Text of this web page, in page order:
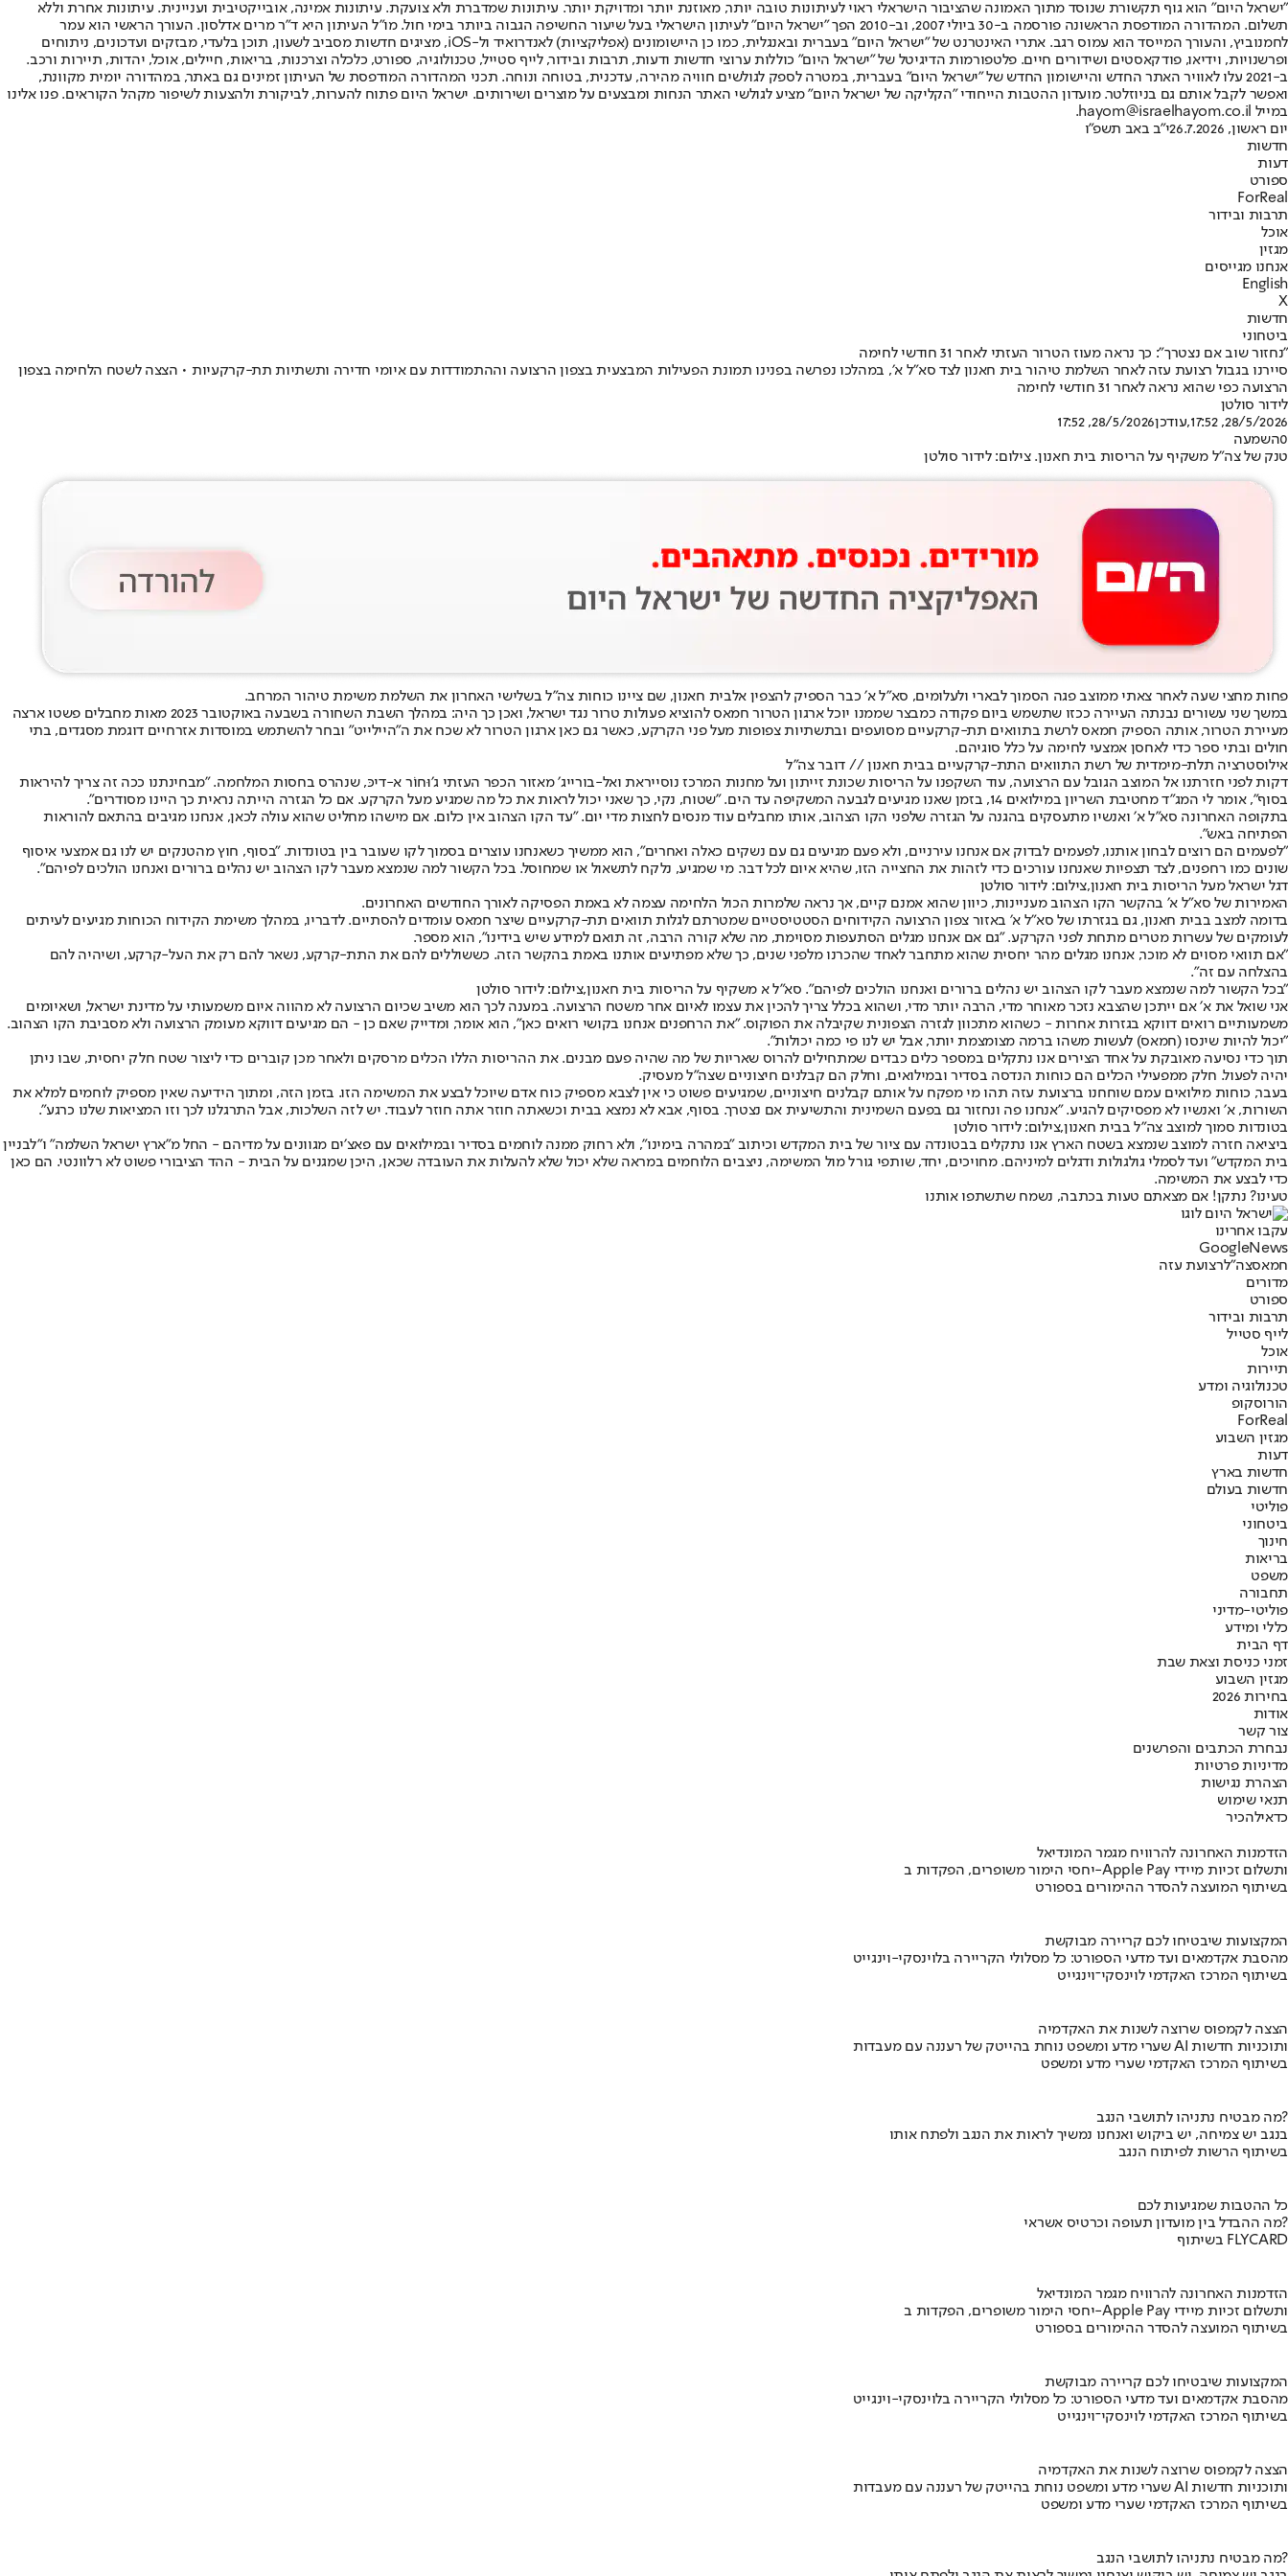
"ישראל היום" הוא גוף תקשורת שנוסד מתוך האמונה שהציבור הישראלי ראוי לעיתונות טובה יותר, מאוזנת יותר ומדויקת יותר. עיתונות שמדברת ולא צועקת. עיתונות אמינה, אובייקטיבית ועניינית. עיתונות אחרת וללא
תשלום. המהדורה המודפסת הראשונה פורסמה ב-30 ביולי 2007, וב-2010 הפך "ישראל היום" לעיתון הישראלי בעל שיעור החשיפה הגבוה ביותר בימי חול. מו"ל העיתון היא ד"ר מרים אדלסון. העורך הראשי הוא עמר
לחמנוביץ, והעורך המייסד הוא עמוס רגב. אתרי האינטרנט של "ישראל היום" בעברית ובאנגלית, כמו כן היישומונים (אפליקציות) לאנדרואיד ול-iOS, מציגים חדשות מסביב לשעון, תוכן בלעדי, מבזקים ועדכונים, ניתוחים
ופרשנויות, וידיאו, פודקאסטים ושידורים חיים. פלטפורמות הדיגיטל של "ישראל היום" כוללות ערוצי חדשות ודעות, תרבות ובידור, לייף סטייל, טכנולוגיה, ספורט, כלכלה וצרכנות, בריאות, חיילים, אוכל, יהדות, תיירות ורכב.
ב-2021 עלו לאוויר האתר החדש והיישומון החדש של "ישראל היום" בעברית, במטרה לספק לגולשים חוויה מהירה, עדכנית, בטוחה ונוחה. תכני המהדורה המודפסת של העיתון זמינים גם באתר, במהדורה יומית מקוונת,
ואפשר לקבל אותם גם בניוזלטר. מועדון ההטבות הייחודי "הקליקה של ישראל היום" מציע לגולשי האתר הנחות ומבצעים על מוצרים ושירותים. ישראל היום פתוח להערות, לביקורת ולהצעות לשיפור מקהל הקוראים. פנו אלינו
במייל hayom@israelhayom.co.il.
יום ראשון, 26.7.2026
י"ב באב תשפ"ו
חדשות
דעות
ספורט
ForReal
תרבות ובידור
אוכל
מגזין
אנחנו מגייסים
English
X
חדשות
ביטחוני
"נחזור שוב אם נצטרך": כך נראה מעוז הטרור העזתי לאחר 31 חודשי לחימה
סיירנו בגבול רצועת עזה לאחר השלמת טיהור בית חאנון לצד סא״ל א׳, במהלכו נפרשה בפנינו תמונת הפעילות המבצעית בצפון הרצועה וההתמודדות עם איומי חדירה ותשתיות תת-קרקעיות • הצצה לשטח הלחימה בצפון
הרצועה כפי שהוא נראה לאחר 31 חודשי לחימה
לידור סולטן
28/5/2026, 17:52
,עודכן28/5/2026, 17:52
0השמעה
טנק של צה"ל משקיף על הריסות בית חאנון. צילום: לידור סולטן
פחות מחצי שעה לאחר צאתי ממוצב פגה הסמוך לבארי ולעלומים, סא״ל א׳ כבר הספיק להצפין אלבית חאנון, שם ציינו כוחות צה״ל בשלישי האחרון את השלמת משימת טיהור המרחב.
במשך שני עשורים נבנתה העיירה ככזו שתשמש ביום פקודה כמבצר שממנו יוכל ארגון הטרור חמאס להוציא פעולות טרור נגד ישראל, ואכן כך היה: במהלך השבת השחורה בשבעה באוקטובר 2023 מאות מחבלים פשטו ארצה
מעיירת הטרור, אותה הספיק חמאס לרשת בתוואים תת-קרקעיים מסועפים ובתשתיות צפופות מעל פני הקרקע, כאשר גם כאן ארגון הטרור לא שכח את ה״היילייט״ ובחר להשתמש במוסדות אזרחיים דוגמת מסגדים, בתי
חולים ובתי ספר כדי לאחסן אמצעי לחימה על כלל סוגיהם.
אילוסטרציה תלת-מימדית של רשת התוואים התת-קרקעיים בבית חאנון // דובר צה"ל
דקות לפני חזרתנו אל המוצב הגובל עם הרצועה, עוד השקפנו על הריסות שכונת זייתון ועל מחנות המרכז נוסייראת ואל-בורייג׳ מאזור הכפר העזתי ג׳וּחוֹר א-דיכּ, שנהרס בחסות המלחמה. ״מבחינתנו ככה זה צריך להיראות
בסוף״, אומר לי המג״ד מחטיבת השריון במילואים 14, בזמן שאנו מגיעים לגבעה המשקיפה עד הים. ״שטוח, נקי, כך שאני יכול לראות את כל מה שמגיע מעל הקרקע. אם כל הגזרה הייתה נראית כך היינו מסודרים״.
בתקופה האחרונה סא״ל א׳ ואנשיו מתעסקים בהגנה על הגזרה שלפני הקו הצהוב, אותו מחבלים עוד מנסים לחצות מדי יום. ״עד הקו הצהוב אין כלום. אם מישהו מחליט שהוא עולה לכאן, אנחנו מגיבים בהתאם להוראות
הפתיחה באש״.
״לפעמים הם רוצים לבחון אותנו, לפעמים לבדוק אם אנחנו עירניים, ולא פעם מגיעים גם עם נשקים כאלה ואחרים״, הוא ממשיך כשאנחנו עוצרים בסמוך לקו שעובר בין בטונדות. ״בסוף, חוץ מהטנקים יש לנו גם אמצעי איסוף
שונים כמו רחפנים, לצד תצפיות שאנחנו עורכים כדי לזהות את החצייה הזו, שהיא איום לכל דבר. מי שמגיע, נלקח לתשאול או שמחוסל. בכל הקשור למה שנמצא מעבר לקו הצהוב יש נהלים ברורים ואנחנו הולכים לפיהם״.
דגל ישראל מעל הריסות בית חאנון,צילום: לידור סולטן
האמירות של סא״ל א׳ בהקשר הקו הצהוב מעניינות, כיוון שהוא אמנם קיים, אך נראה שלמרות הכול הלחימה עצמה לא באמת הפסיקה לאורך החודשים האחרונים.
בדומה למצב בבית חאנון, גם בגזרתו של סא״ל א׳ באזור צפון הרצועה הקידוחים הסטטיסטיים שמטרתם לגלות תוואים תת-קרקעיים שיצר חמאס עומדים להסתיים. לדבריו, במהלך משימת הקידוח הכוחות מגיעים לעיתים
לעומקים של עשרות מטרים מתחת לפני הקרקע. ״גם אם אנחנו מגלים הסתעפות מסוימת, מה שלא קורה הרבה, זה תואם למידע שיש בידינו״, הוא מספר.
״אם תוואי מסוים לא מוכר, אנחנו מגלים מהר יחסית שהוא מתחבר לאחד שהכרנו מלפני שנים, כך שלא מפתיעים אותנו באמת בהקשר הזה. כששוללים להם את התת-קרקע, נשאר להם רק את העל-קרקע, ושיהיה להם
בהצלחה עם זה״.
"בכל הקשור למה שנמצא מעבר לקו הצהוב יש נהלים ברורים ואנחנו הולכים לפיהם״. סא"ל א משקיף על הריסות בית חאנון,צילום: לידור סולטן
אני שואל את א׳ אם ייתכן שהצבא נזכר מאוחר מדי, הרבה יותר מדי, ושהוא בכלל צריך להכין את עצמו לאיום אחר משטח הרצועה. במענה לכך הוא משיב שכיום הרצועה לא מהווה איום משמעותי על מדינת ישראל, ושאיומים
משמעותיים רואים דווקא בגזרות אחרות - כשהוא מתכוון לגזרה הצפונית שקיבלה את הפוקוס. ״את הרחפנים אנחנו בקושי רואים כאן״, הוא אומר, ומדייק שאם כן - הם מגיעים דווקא מעומק הרצועה ולא מסביבת הקו הצהוב.
״יכול להיות שינסו (חמאס) לעשות משהו ברמה מצומצמת יותר, אבל יש לנו פי כמה יכולות״.
תוך כדי נסיעה מאובקת על אחד הצירים אנו נתקלים במספר כלים כבדים שמתחילים להרוס שאריות של מה שהיה פעם מבנים. את ההריסות הללו הכלים מרסקים ולאחר מכן קוברים כדי ליצור שטח חלק יחסית, שבו ניתן
יהיה לפעול. חלק ממפעילי הכלים הם כוחות הנדסה בסדיר ובמילואים, וחלק הם קבלנים חיצוניים שצה״ל מעסיק.
בעבר, כוחות מילואים עמם שוחחנו ברצועת עזה תהו מי מפקח על אותם קבלנים חיצוניים, שמגיעים פשוט כי אין לצבא מספיק כוח אדם שיוכל לבצע את המשימה הזו. בזמן הזה, ומתוך הידיעה שאין מספיק לוחמים למלא את
השורות, א׳ ואנשיו לא מפסיקים להגיע. ״אנחנו פה ונחזור גם בפעם השמינית והתשיעית אם נצטרך. בסוף, אבא לא נמצא בבית וכשאתה חוזר אתה חוזר לעבוד. יש לזה השלכות, אבל התרגלנו לכך וזו המציאות שלנו כרגע״.
בטונדות סמוך למוצב צה"ל בבית חאנון,צילום: לידור סולטן
ביציאה חזרה למוצב שנמצא בשטח הארץ אנו נתקלים בבטונדה עם ציור של בית המקדש וכיתוב ״במהרה בימינו״, ולא רחוק ממנה לוחמים בסדיר ובמילואים עם פאצ׳ים מגוונים על מדיהם - החל מ״ארץ ישראל השלמה״ ו״לבניין
בית המקדש״ ועד לסמלי גולגולות ודגלים למיניהם. מחויכים, יחד, שותפי גורל מול המשימה, ניצבים הלוחמים במראה שלא יכול שלא להעלות את העובדה שכאן, היכן שמגנים על הבית - ההד הציבורי פשוט לא רלוונטי. הם כאן
כדי לבצע את המשימה.
טעינו? נתקן! אם מצאתם טעות בכתבה, נשמח שתשתפו אותנו
עקבו אחרינו
Googl eNews
חמאסצה"לרצועת עזה
מדורים
ספורט
תרבות ובידור
לייף סטייל
אוכל
תיירות
טכנולוגיה ומדע
הורוסקופ
ForReal
מגזין השבוע
דעות
חדשות בארץ
חדשות בעולם
פוליטי
ביטחוני
חינוך
בריאות
משפט
תחבורה
פוליטי-מדיני
כללי ומידע
דף הבית
זמני כניסת וצאת שבת
מגזין השבוע
בחירות 2026
אודות
צור קשר
נבחרת הכתבים והפרשנים
מדיניות פרטיות
הצהרת נגישות
תנאי שימוש
כדאילהכיר
הזדמנות האחרונה להרוויח מגמר המונדיאל
יחסי הימור משופרים, הפקדות ב-Apple Pay ותשלום זכיות מיידי
בשיתוף המועצה להסדר ההימורים בספורט
המקצועות שיבטיחו לכם קריירה מבוקשת
מהסבת אקדמאים ועד מדעי הספורט: כל מסלולי הקריירה בלוינסקי-וינגייט
בשיתוף המרכז האקדמי לוינסקי־וינגייט
הצצה לקמפוס שרוצה לשנות את האקדמיה
שערי מדע ומשפט נוחת בהייטק של רעננה עם מעבדות AI ותוכניות חדשות
בשיתוף המרכז האקדמי שערי מדע ומשפט
מה מבטיח נתניהו לתושבי הנגב?
בנגב יש צמיחה, יש ביקוש ואנחנו נמשיך לראות את הנגב ולפתח אותו
בשיתוף הרשות לפיתוח הנגב
כל ההטבות שמגיעות לכם
מה ההבדל בין מועדון תעופה וכרטיס אשראי?
בשיתוף FLYCARD
הזדמנות האחרונה להרוויח מגמר המונדיאל
יחסי הימור משופרים, הפקדות ב-Apple Pay ותשלום זכיות מיידי
בשיתוף המועצה להסדר ההימורים בספורט
המקצועות שיבטיחו לכם קריירה מבוקשת
מהסבת אקדמאים ועד מדעי הספורט: כל מסלולי הקריירה בלוינסקי-וינגייט
בשיתוף המרכז האקדמי לוינסקי־וינגייט
הצצה לקמפוס שרוצה לשנות את האקדמיה
שערי מדע ומשפט נוחת בהייטק של רעננה עם מעבדות AI ותוכניות חדשות
בשיתוף המרכז האקדמי שערי מדע ומשפט
מה מבטיח נתניהו לתושבי הנגב?